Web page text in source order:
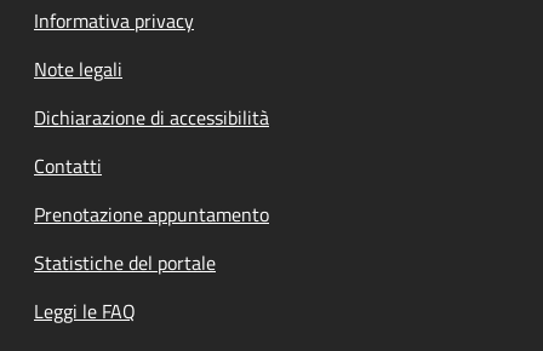
Informativa privacy
Note legali
Dichiarazione di accessibilità
Contatti
Prenotazione appuntamento
Statistiche del portale
Leggi le FAQ